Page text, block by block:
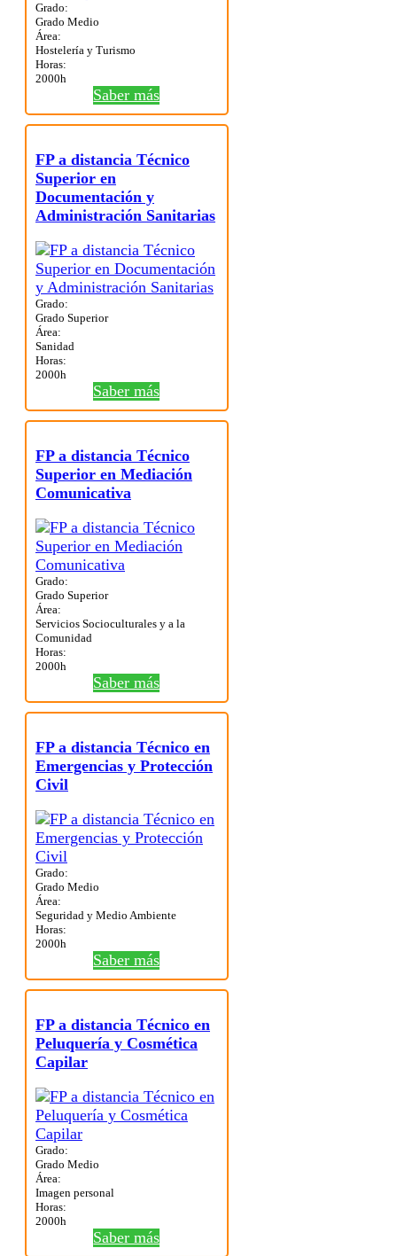
Grado:
Grado Medio
Área:
Hostelería y Turismo
Horas:
2000h
Saber más
FP a distancia Técnico
Superior en
Documentación y
Administración Sanitarias
Grado:
Grado Superior
Área:
Sanidad
Horas:
2000h
Saber más
FP a distancia Técnico
Superior en Mediación
Comunicativa
Grado:
Grado Superior
Área:
Servicios Socioculturales y a la
Comunidad
Horas:
2000h
Saber más
FP a distancia Técnico en
Emergencias y Protección
Civil
Grado:
Grado Medio
Área:
Seguridad y Medio Ambiente
Horas:
2000h
Saber más
FP a distancia Técnico en
Peluquería y Cosmética
Capilar
Grado:
Grado Medio
Área:
Imagen personal
Horas:
2000h
Saber más